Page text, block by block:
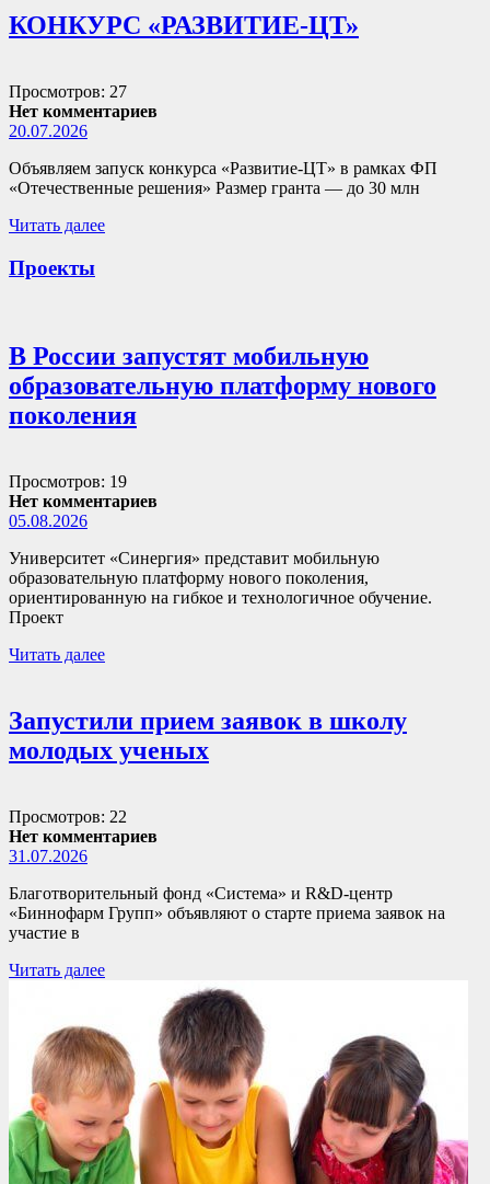
КОНКУРС «РАЗВИТИЕ-ЦТ»
Просмотров: 27
Нет комментариев
20.07.2026
Объявляем запуск конкурса «Развитие-ЦТ» в рамках ФП
«Отечественные решения» Размер гранта — до 30 млн
Читать далее
Проекты
В России запустят мобильную
образовательную платформу нового
поколения
Просмотров: 19
Нет комментариев
05.08.2026
Университет «Синергия» представит мобильную
образовательную платформу нового поколения,
ориентированную на гибкое и технологичное обучение.
Проект
Читать далее
Запустили прием заявок в школу
молодых ученых
Просмотров: 22
Нет комментариев
31.07.2026
Благотворительный фонд «Система» и R&D-центр
«Биннофарм Групп» объявляют о старте приема заявок на
участие в
Читать далее